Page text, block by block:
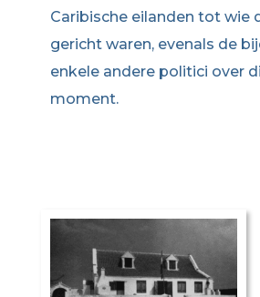
Caribische eilanden tot wie
gericht waren, evenals de
enkele andere politici over
moment.